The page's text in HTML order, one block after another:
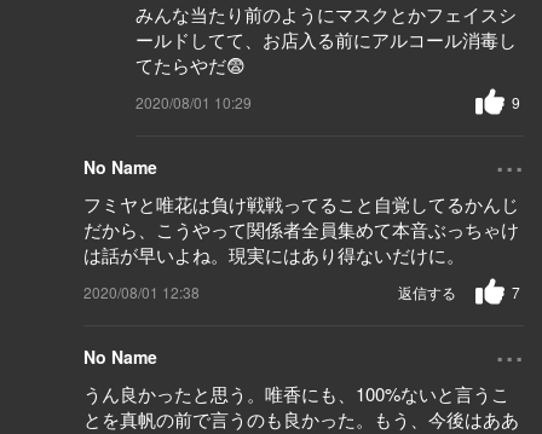
みんな当たり前のようにマスクとかフェイスシ
ールドしてて、お店入る前にアルコール消毒し
てたらやだ😨
2020/08/01 10:29 9
No Name ...
フミヤと唯花は負け戦戦ってること自覚してるかんじ
だから、こうやって関係者全員集めて本音ぶっちゃけ
は話が早いよね。現実にはあり得ないだけに。
2020/08/01 12:38 7
返信する
No Name ...
うん良かったと思う。唯香にも、100%ないと言うこ
とを真帆の前で言うのも良かった。もう、今後はああ